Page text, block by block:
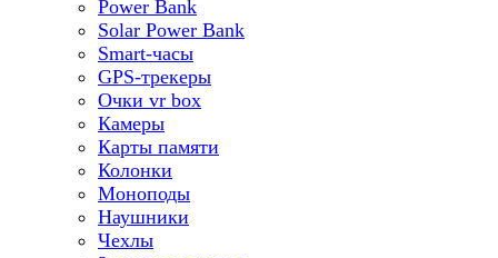
Power Bank
Solar Power Bank
Smart-часы
GPS-трекеры
Очки vr box
Камеры
Карты памяти
Колонки
Моноподы
Наушники
Чехлы